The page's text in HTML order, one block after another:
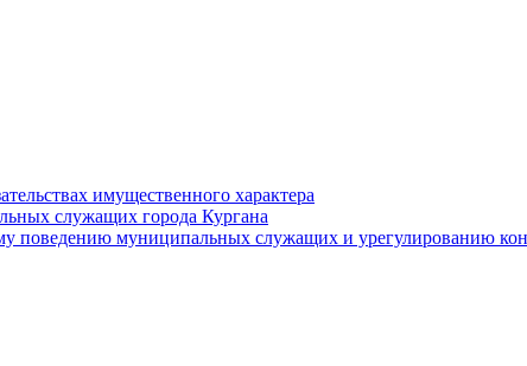
имущественного характера
служащих города Кургана
поведению муниципальных служащих и урегулированию